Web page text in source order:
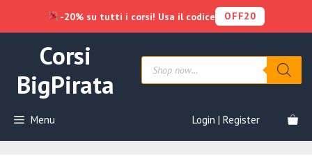
contenuto
Corsi
BigPirata
Products
search
Menu Login | Register
-20% su tutti i corsi! Usa il codice OFF20